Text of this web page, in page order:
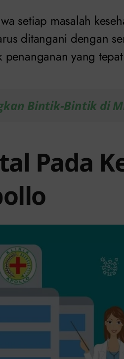
setiap masalah
ditangani dengan
yang
Bintik-Bintik di
Pada